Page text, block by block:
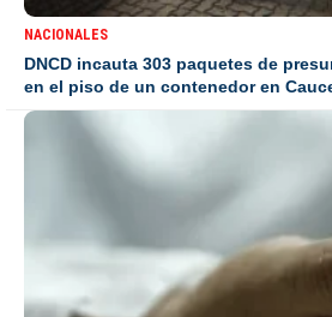
NACIONALES
DNCD incauta 303 paquetes de
en el piso de un contenedor en